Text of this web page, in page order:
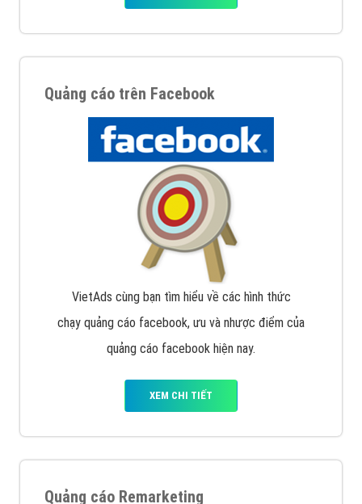
Quảng cáo trên Facebook
VietAds cùng bạn tìm hiểu về các hình thức
chạy quảng cáo facebook, ưu và nhược điểm của
quảng cáo facebook hiện nay.
XEM CHI TIẾT
Quảng cáo Remarketing